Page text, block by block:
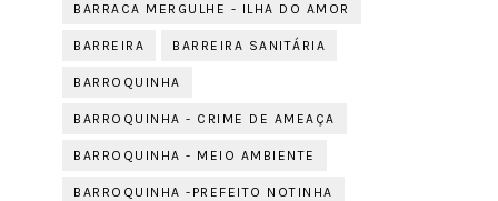
BARRACA MERGULHE - ILHA DO AMOR
BARREIRA BARREIRA SANITÁRIA
BARROQUINHA
BARROQUINHA - CRIME DE AMEAÇA
BARROQUINHA - MEIO AMBIENTE
BARROQUINHA -PREFEITO NOTINHA